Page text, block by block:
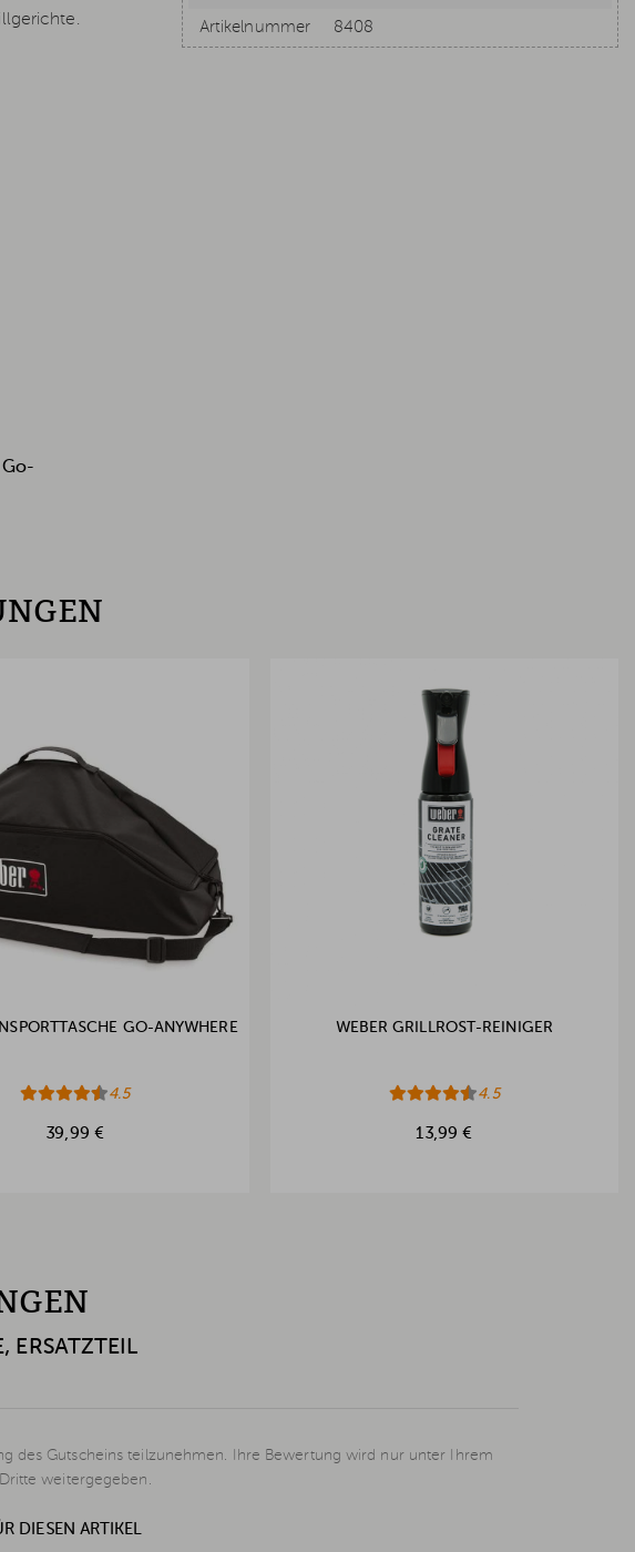
Artikelnummer 8408
GO-ANYWHERE
4.5
39,99 €
WEBER GRILLROST-REINIGER
4.5
13,99 €
ERSATZTEIL
des Gutscheins teilzunehmen. Ihre Bewertung wird nur unter Ihrem
weitergegeben.
DIESEN ARTIKEL